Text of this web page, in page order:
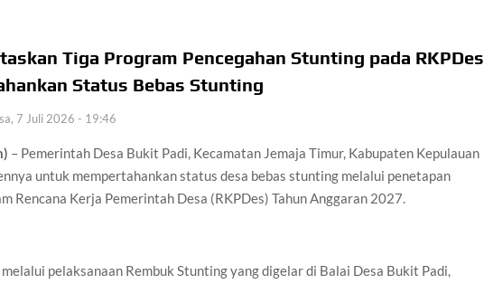
Tiga Program Pencegahan Stunting pada RKPDes
Status Bebas Stunting
7 Juli 2026 - 19:46
– Pemerintah Desa Bukit Padi, Kecamatan Jemaja Timur, Kabupaten Kepulauan
untuk mempertahankan status desa bebas stunting melalui penetapan
Rencana Kerja Pemerintah Desa (RKPDes) Tahun Anggaran 2027.
pelaksanaan Rembuk Stunting yang digelar di Balai Desa Bukit Padi,